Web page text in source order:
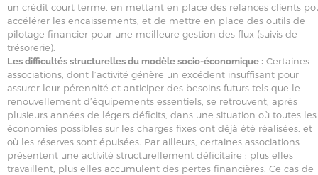
un crédit court terme, en mettant en place des relances clients
accélérer les encaissements, et de mettre en place des outils de
pilotage financier pour une meilleure gestion des flux (suivis de
trésorerie).
Les difficultés structurelles du modèle socio-économique : Certaines
associations, dont l’activité génère un excédent insuffisant pour
assurer leur pérennité et anticiper des besoins futurs tels que le
renouvellement d’équipements essentiels, se retrouvent, après
plusieurs années de légers déficits, dans une situation où toutes les
économies possibles sur les charges fixes ont déjà été réalisées, et
où les réserves sont épuisées. Par ailleurs, certaines associations
présentent une activité structurellement déficitaire : plus elles
travaillent, plus elles accumulent des pertes financières. Ce cas de